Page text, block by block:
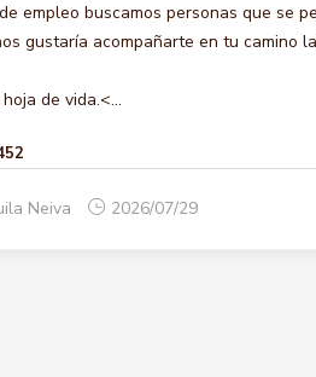
empleo buscamos personas que se
gustaría acompañarte en tu camino
de vida.<...
Neiva 2026/07/29